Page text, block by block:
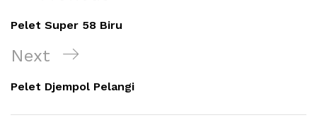
pos
Post
Pelet Super 58 Biru
Next
Post
Next
Pelet Djempol Pelangi